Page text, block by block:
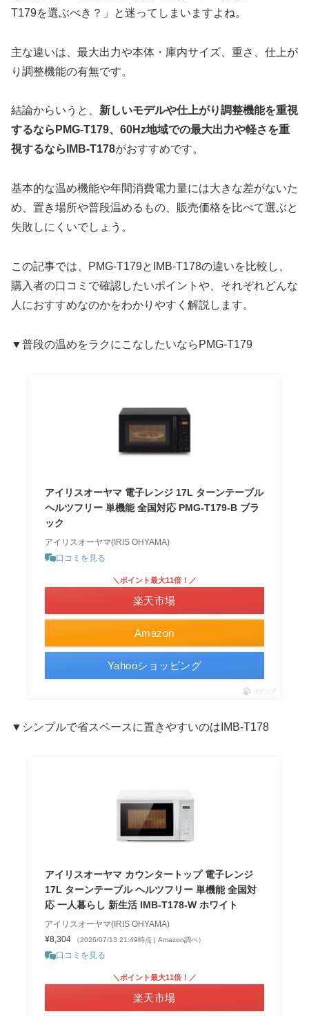
T179を選ぶべき？」と迷ってしまいますよね。
主な違いは、最大出力や本体・庫内サイズ、重さ、仕上が
り調整機能の有無です。
結論からいうと、 新しいモデルや仕上がり調整機能を重視
するならPMG-T179、60Hz地域での最大出力や軽さを重
視するならIMB-T178がおすすめです。
基本的な温め機能や年間消費電力量には大きな差がないた
め、置き場所や普段温めるもの、販売価格を比べて選ぶと
失敗しにくいでしょう。
この記事では、PMG-T179とIMB-T178の違いを比較し、
購入者の口コミで確認したいポイントや、それぞれどんな
人におすすめなのかをわかりやすく解説します。
▼普段の温めをラクにこなしたいならPMG-T179
アイリスオーヤマ 電子レンジ 17L ターンテーブル
ヘルツフリー 単機能 全国対応 PMG-T179-B ブラ
ック
アイリスオーヤマ(IRIS OHYAMA)
口コミを見る
Amazon
＼ポイント最大11倍！／
楽天市場
Yahooショッピング
ポチップ
▼シンプルで省スペースに置きやすいのはIMB-T178
アイリスオーヤマ カウンタートップ 電子レンジ
17L ターンテーブル ヘルツフリー 単機能 全国対
応 一人暮らし 新生活 IMB-T178-W ホワイト
アイリスオーヤマ(IRIS OHYAMA)
¥8,304
（2026/07/13 21:49時点 | Amazon調べ）
口コミを見る
＼ポイント最大11倍！／
楽天市場